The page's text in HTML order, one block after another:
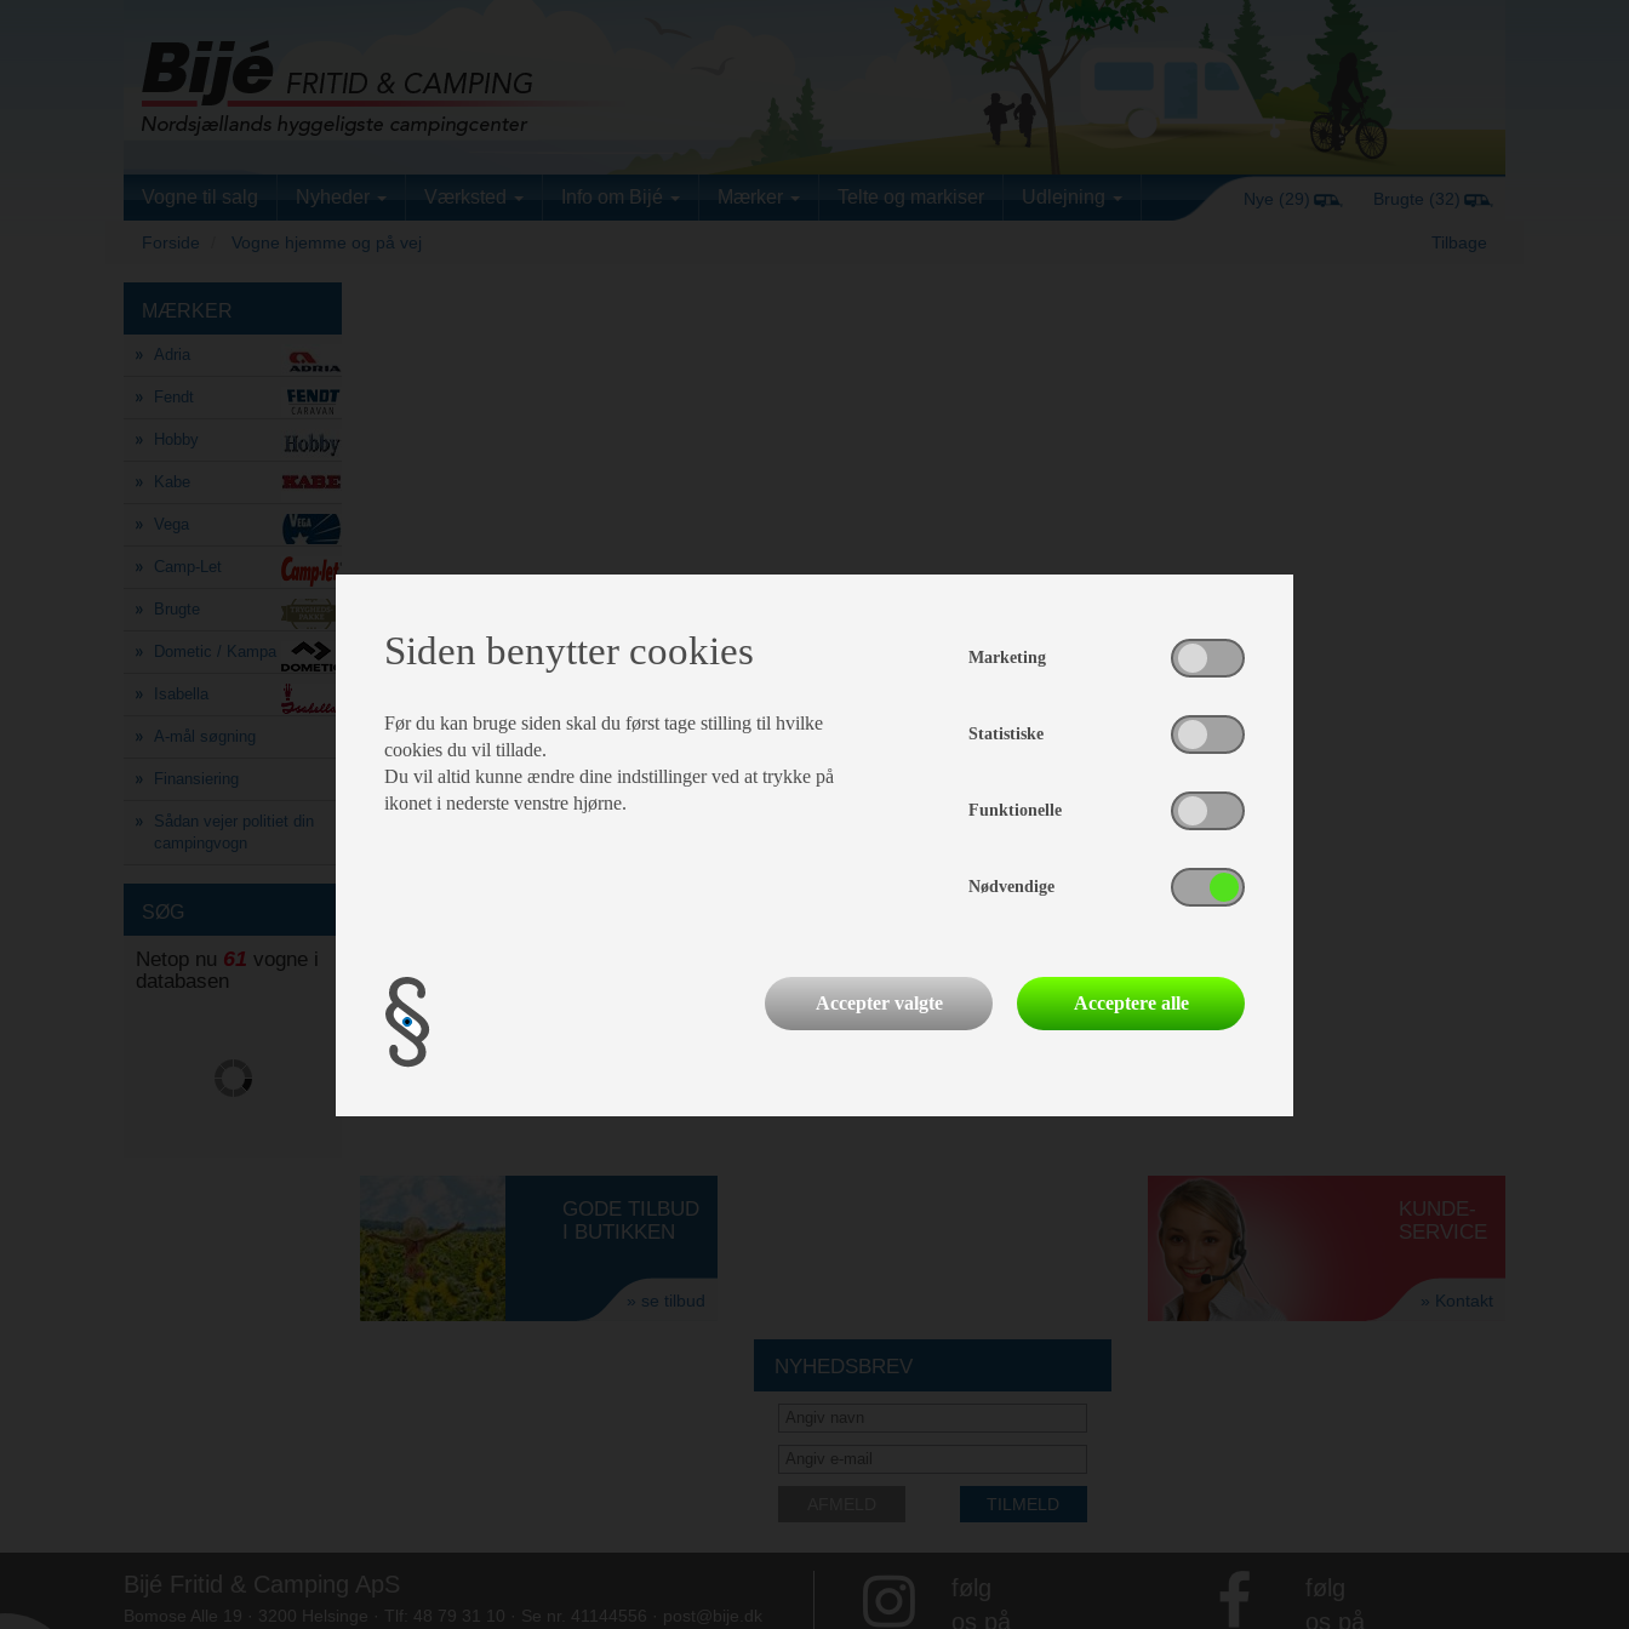
Vogne til salg Nyheder Værksted Info om Bijé Mærker Telte og markiser Udlejning Nye (29) Brugte (32)
Forside Vogne hjemme og på vej Tilbage
MÆRKER
Adria
Fendt
Hobby
Kabe
Vega
Camp-Let
Brugte
Dometic / Kampa
Isabella
A-mål søgning
Finansiering
Sådan vejer politiet din
campingvogn
SØG
Netop nu 61 vogne i
databasen
GODE TILBUD
I BUTIKKEN
» se tilbud
KUNDE-
SERVICE
» Kontakt
NYHEDSBREV
TILMELD
Bijé Fritid & Camping ApS
Bomose Alle 19 · 3200 Helsinge · Tlf: 48 79 31 10 · Se nr. 41144556 · post@bije.dk
følg
os på
følg
os på
Siden benytter cookies
Før du kan bruge siden skal du først tage stilling til hvilke
cookies du vil tillade.
Du vil altid kunne ændre dine indstillinger ved at trykke på
ikonet i nederste venstre hjørne.
Marketing
Statistiske
Funktionelle
Nødvendige
Accepter valgte Acceptere alle